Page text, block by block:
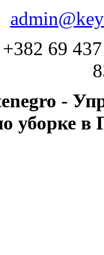
+382 69
-
уборке